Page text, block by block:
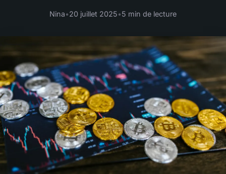
Nina•20 juillet 2025•5 min de lecture